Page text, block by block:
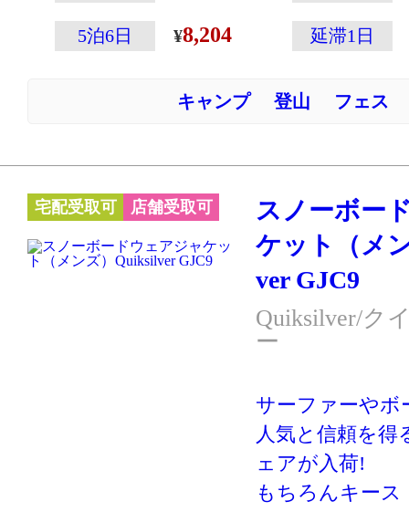
大胆にあしら
5泊6日 8,204 延滞1日
キャンプ 登山 フェス
宅配受取可 店舗受取可
スノーボー
ケット（メ
ver GJC9
Quiksilver/ク
ー
サーファーやボ
人気と信頼を得
ェアが入荷!
もちろんキー